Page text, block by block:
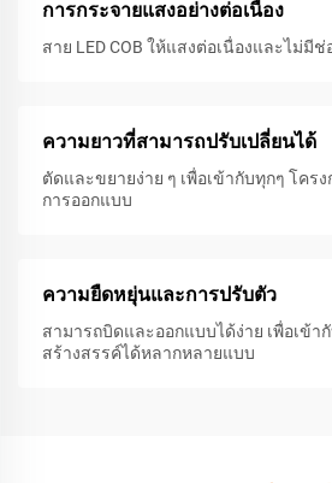
การกระจายแสงอย่างต่อเนื่อง
สาย LED COB ให้แสงต่อเนื่องและไม่มีช่
ความยาวที่สามารถปรับเปลี่ยนได้
ตัดและขยายง่าย ๆ เพื่อเข้ากับทุกๆ โคร
การออกแบบ
ความยืดหยุ่นและการปรับตัว
สามารถบิดและออกแบบได้ง่าย เพื่อเข้า
สร้างสรรค์ได้หลากหลายแบบ